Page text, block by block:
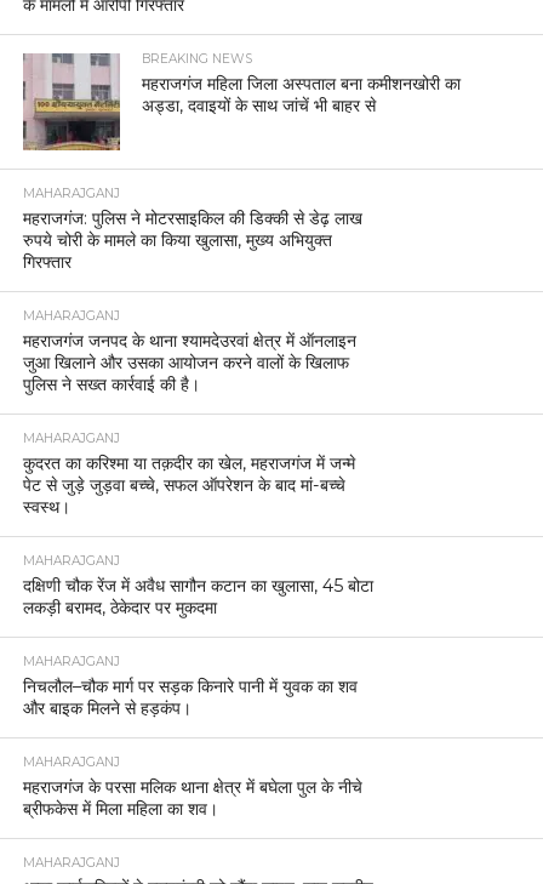
महराजगंज में पुलिस की दो बड़ी कार्यवाहियां, तस्करी और चोरी
के मामलों में आरोपी गिरफ्तार
BREAKING NEWS
महराजगंज महिला जिला अस्पताल बना कमीशनखोरी का
MAHARAJGANJ
महराजगंज: पुलिस ने मोटरसाइकिल की डिक्की से डेढ़ लाख
रुपये चोरी के मामले का किया खुलासा, मुख्य अभियुक्त
गिरफ्तार
MAHARAJGANJ
महराजगंज जनपद के थाना श्यामदेउरवां क्षेत्र में ऑनलाइन
जुआ खिलाने और उसका आयोजन करने वालों के खिलाफ
पुलिस ने सख्त कार्रवाई की है।
MAHARAJGANJ
कुदरत का करिश्मा या तक़दीर का खेल, महराजगंज में जन्मे
पेट से जुड़े जुड़वा बच्चे, सफल ऑपरेशन के बाद मां-बच्चे
स्वस्थ।
MAHARAJGANJ
दक्षिणी चौक रेंज में अवैध सागौन कटान का खुलासा, 45 बोटा
लकड़ी बरामद, ठेकेदार पर मुकदमा
MAHARAJGANJ
निचलौल–चौक मार्ग पर सड़क किनारे पानी में युवक का शव
और बाइक मिलने से हड़कंप।
MAHARAJGANJ
महराजगंज के परसा मलिक थाना क्षेत्र में बघेला पुल के नीचे
ब्रीफकेस में मिला महिला का शव।